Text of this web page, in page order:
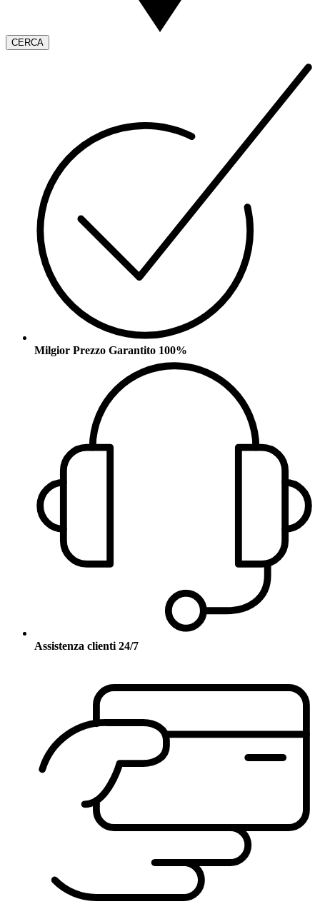
CERCA
Milgior Prezzo Garantito 100%
Assistenza clienti 24/7